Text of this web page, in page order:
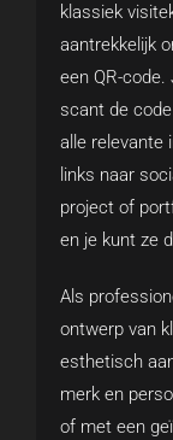
klassiek
aantrekkelijk
een QR-
scant de
alle relevante
links naar
project of
en je kunt ze
Als
ontwerp van
esthetisch
merk en
of met een